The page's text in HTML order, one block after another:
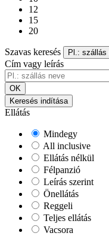
12
15
20
Szavas keresés Pl.: szállás
Cím vagy leírás
OK
Keresés indítása
Ellátás
Mindegy
All inclusive
Ellátás nélkül
Félpanzió
Leírás szerint
Önellátás
Reggeli
Teljes ellátás
Vacsora